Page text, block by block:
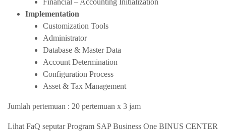
Financial – Accounting Initialization
Implementation
Customization Tools
Administrator
Database & Master Data
Account Determination
Configuration Process
Asset & Tax Management
Jumlah pertemuan : 20 pertemuan x 3 jam
Lihat FaQ seputar Program SAP Business One BINUS CENTER